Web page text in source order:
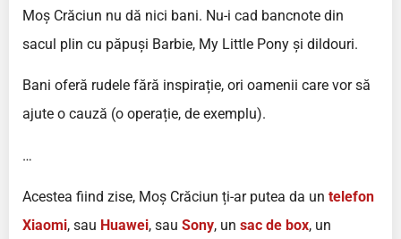
Moș Crăciun nu dă nici bani. Nu-i cad bancnote din
sacul plin cu păpuși Barbie, My Little Pony și dildouri.
Bani oferă rudele fără inspirație, ori oamenii care vor să
ajute o cauză (o operație, de exemplu).
…
Acestea fiind zise, Moș Crăciun ți-ar putea da un telefon
Xiaomi, sau Huawei, sau Sony, un sac de box, un